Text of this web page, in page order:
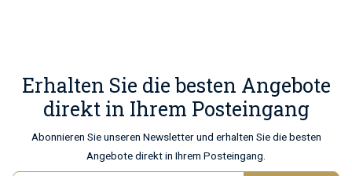
Erhalten Sie die besten Angebote
direkt in Ihrem Posteingang
Abonnieren Sie unseren Newsletter und erhalten Sie die besten
Angebote direkt in Ihrem Posteingang.